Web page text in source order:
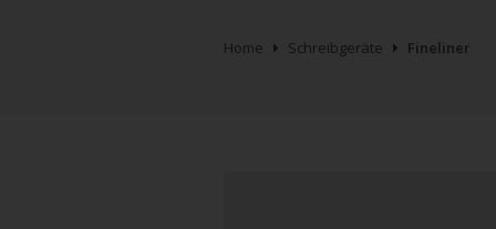
Home Schreibgeräte Fineliner